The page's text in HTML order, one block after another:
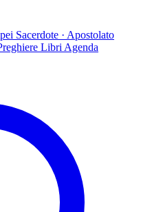
Sacerdote · Apostolato
Libri Agenda